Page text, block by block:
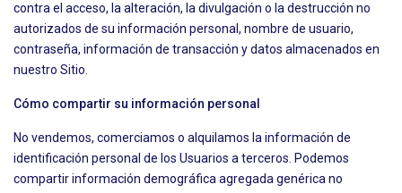
contra el acceso, la alteración, la divulgación o la destrucción no
autorizados de su información personal, nombre de usuario,
contraseña, información de transacción y datos almacenados en
nuestro Sitio.
Cómo compartir su información personal
No vendemos, comerciamos o alquilamos la información de
identificación personal de los Usuarios a terceros. Podemos
compartir información demográfica agregada genérica no